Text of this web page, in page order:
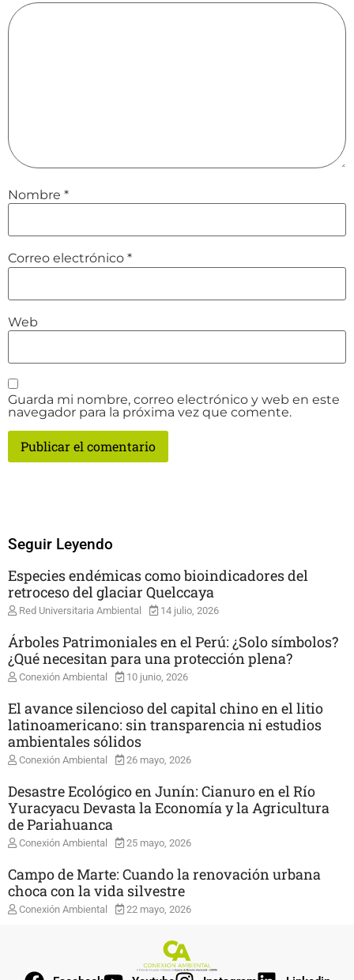
Nombre *
Correo electrónico *
Web
Guarda mi nombre, correo electrónico y web en este
navegador para la próxima vez que comente.
Seguir Leyendo
Especies endémicas como bioindicadores del
retroceso del glaciar Quelccaya
Red Universitaria Ambiental 14 julio, 2026
Árboles Patrimoniales en el Perú: ¿Solo símbolos?
¿Qué necesitan para una protección plena?
Conexión Ambiental 10 junio, 2026
El avance silencioso del capital chino en el litio
latinoamericano: sin transparencia ni estudios
ambientales sólidos
Conexión Ambiental 26 mayo, 2026
Desastre Ecológico en Junín: Cianuro en el Río
Yuracyacu Devasta la Economía y la Agricultura
de Pariahuanca
Conexión Ambiental 25 mayo, 2026
Campo de Marte: Cuando la renovación urbana
choca con la vida silvestre
Conexión Ambiental 22 mayo, 2026